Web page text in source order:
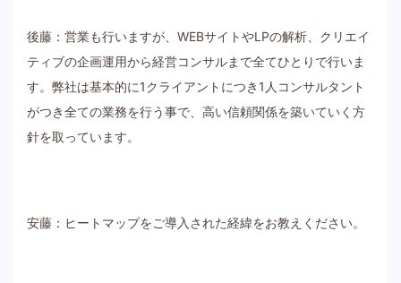
後藤：営業も行いますが、WEBサイトやLPの解析、クリエイ
ティブの企画運用から経営コンサルまで全てひとりで行いま
す。弊社は基本的に1クライアントにつき1人コンサルタント
がつき全ての業務を行う事で、高い信頼関係を築いていく方
針を取っています。
安藤：ヒートマップをご導入された経緯をお教えください。